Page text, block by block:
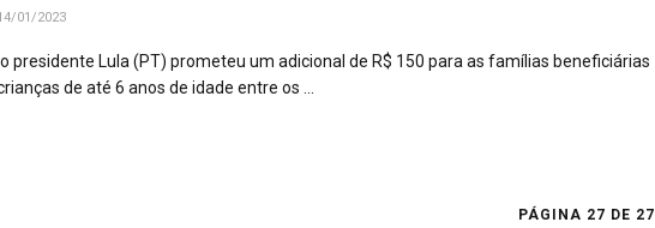
01/2023
presidente Lula (PT) prometeu um adicional de R$ 150 para as famílias beneficiárias
de até 6 anos de idade entre os ...
PÁGINA 27 DE 27